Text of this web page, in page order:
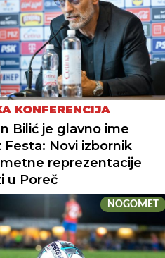
KONFERENCIJA
Bilić je glavno ime
Festa: Novi izbornik
reprezentacije
u Poreč
NOGOMET